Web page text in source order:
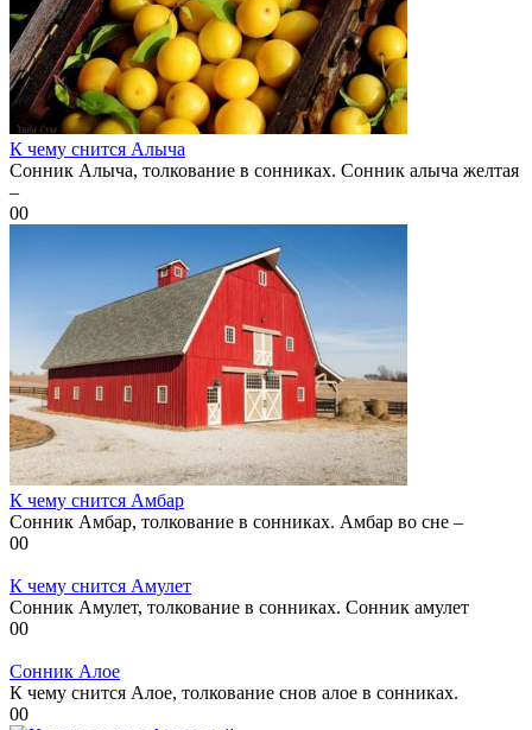
К чему снится Алыча
Сонник Алыча, толкование в сонниках. Сонник алыча желтая
–
00
К чему снится Амбар
Сонник Амбар, толкование в сонниках. Амбар во сне –
00
К чему снится Амулет
Сонник Амулет, толкование в сонниках. Сонник амулет
00
Сонник Алое
К чему снится Алое, толкование снов алое в сонниках.
00